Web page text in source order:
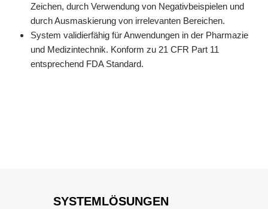
Zeichen, durch Verwendung von Negativbeispielen und
durch Ausmaskierung von irrelevanten Bereichen.
System validierfähig für Anwendungen in der Pharmazie
und Medizintechnik. Konform zu 21 CFR Part 11
entsprechend FDA Standard.
SYSTEMLÖSUNGEN